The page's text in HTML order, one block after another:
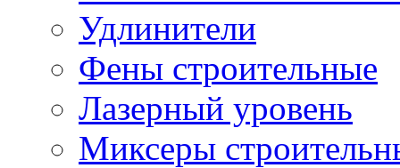
Удлинители
Фены строительные
Лазерный уровень
Миксеры